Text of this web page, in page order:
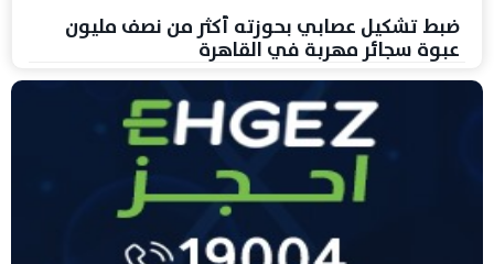
ضبط تشكيل عصابي بحوزته أكثر من نصف مليون
عبوة سجائر مهربة في القاهرة